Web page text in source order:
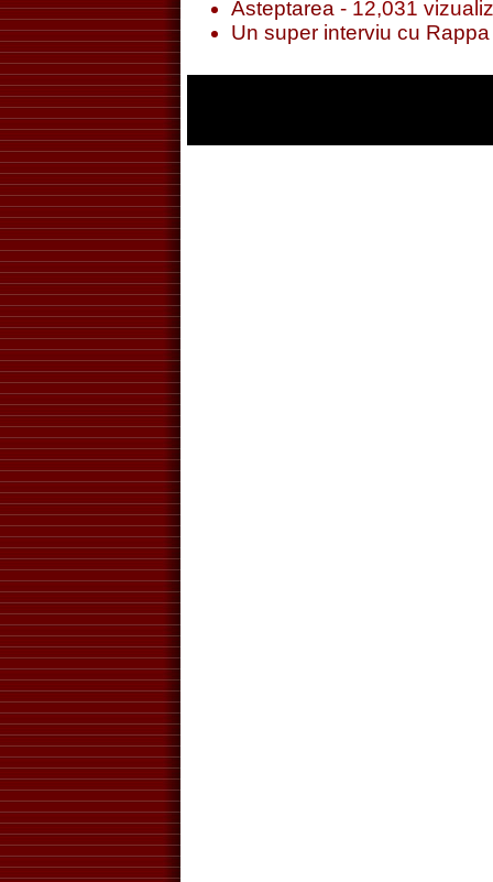
Asteptarea - 12,031
Un super interviu cu Rappa